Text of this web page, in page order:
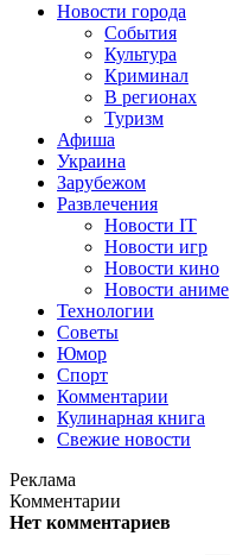
Новости города
События
Культура
Криминал
В регионах
Туризм
Афиша
Украина
Зарубежом
Развлечения
Новости IT
Новости игр
Новости кино
Новости аниме
Технологии
Советы
Юмор
Спорт
Комментарии
Кулинарная книга
Свежие новости
Реклама
Комментарии
Нет комментариев